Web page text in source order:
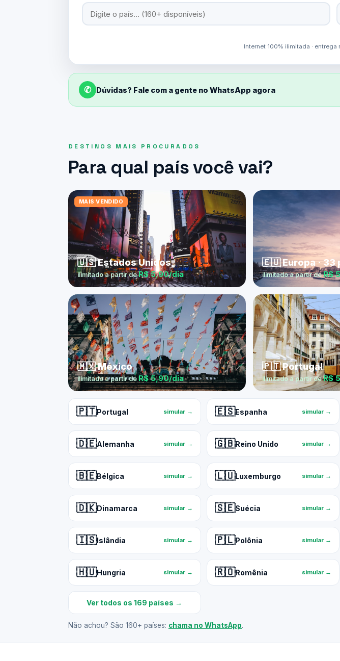
Internet 100% ilimitada ·
✆ Dúvidas? Fale com a gente no WhatsApp agora
DESTINOS MAIS PROCURADOS
Para qual país você vai?
MAIS VENDIDO
🇺🇸 Estados Unidos
ilimitado a partir deR$ 5,90/dia
🇪🇺 Europa · 33
ilimitado a partir deR$
🇲🇽 México
ilimitado a partir deR$ 5,90/dia
🇵🇹 Portugal
ilimitado a partir deR$
🇵🇹Portugal simular → 🇪🇸Espanha simular →
🇩🇪Alemanha simular → 🇬🇧Reino Unido simular →
🇧🇪Bélgica simular → 🇱🇺Luxemburgo simular →
🇩🇰Dinamarca simular → 🇸🇪Suécia simular →
🇮🇸Islândia simular → 🇵🇱Polônia simular →
🇭🇺Hungria simular → 🇷🇴Romênia simular →
Ver todos os 169 países →
Não achou? São 160+ países: chama no WhatsApp.